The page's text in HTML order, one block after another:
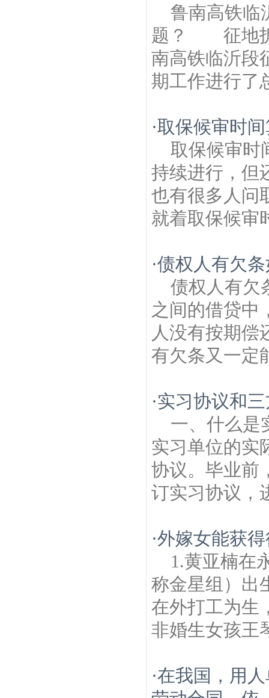
鲁南高铁临
题？ 征地拆
南高铁临沂段
期工作进行了
·取保候审时
取保候审时
持续进行，但
也有很多人问
就着取保候审
·债权人有欠
债权人有欠
之间的借贷中
人没有按期偿
有欠条又一定
·实习协议和
一、什么是
实习单位的实
协议。毕业前
订实习协议，
·外嫁女能获
1.黄亚楠在
称金星组）出
在外打工为生
非婚生女孩王
·在我国，用